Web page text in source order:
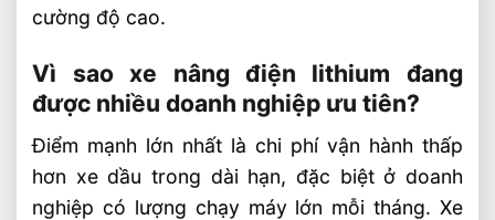
cường độ cao.
Vì sao xe nâng điện lithium đang
được nhiều doanh nghiệp ưu tiên?
Điểm mạnh lớn nhất là chi phí vận hành thấp
hơn xe dầu trong dài hạn, đặc biệt ở doanh
nghiệp có lượng chạy máy lớn mỗi tháng. Xe